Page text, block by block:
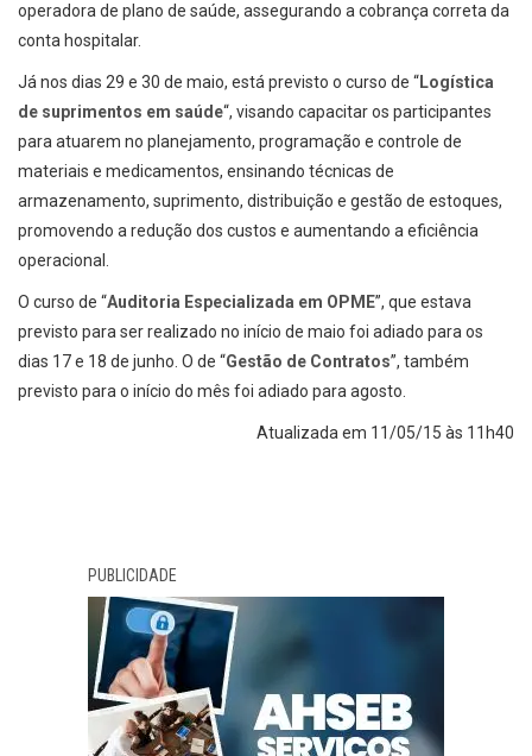
operadora de plano de saúde, assegurando a cobrança correta da
conta hospitalar.
Já nos dias 29 e 30 de maio, está previsto o curso de “Logística
de suprimentos em saúde“, visando capacitar os participantes
para atuarem no planejamento, programação e controle de
materiais e medicamentos, ensinando técnicas de
armazenamento, suprimento, distribuição e gestão de estoques,
promovendo a redução dos custos e aumentando a eficiência
operacional.
O curso de “Auditoria Especializada em OPME”, que estava
previsto para ser realizado no início de maio foi adiado para os
dias 17 e 18 de junho. O de “Gestão de Contratos”, também
previsto para o início do mês foi adiado para agosto.
Atualizada em 11/05/15 às 11h40
PUBLICIDADE